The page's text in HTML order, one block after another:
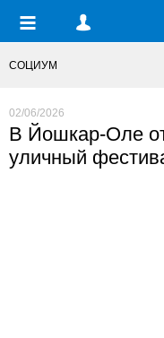
СОЦИУМ
02/06/2026
В Йошкар-Оле
уличный